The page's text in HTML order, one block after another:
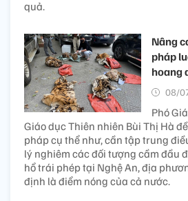
quả.
Nâng
pháp
hoang
08/
Phó
Giáo dục Thiên nhiên Bùi Thị Hà
pháp cụ thể như, cần tập trung
lý nghiêm các đối tượng cầm đầu
hổ trái phép tại Nghệ An, địa
định là điểm nóng của cả nước.